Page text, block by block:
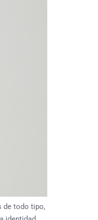
de todo tipo,